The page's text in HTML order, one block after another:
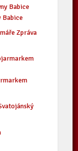
Babice
Zpráva